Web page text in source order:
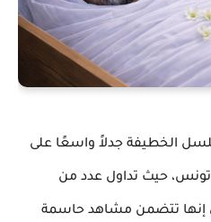
21 من مسلسل الخطيفة جدلاً واسعًا على
تونس، حيث تداول عدد من
تتضمن مشاهد حاسمة